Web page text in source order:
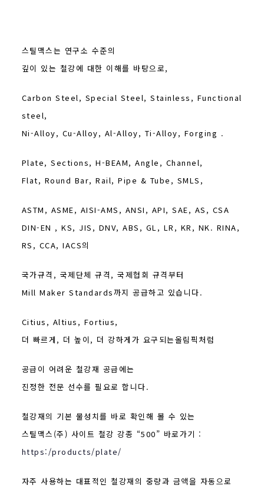
스틸맥스는 연구소 수준의
깊이 있는 철강에 대한 이해를 바탕으로,
Carbon Steel, Special Steel, Stainless, Functional
steel,
Ni-Alloy, Cu-Alloy, Al-Alloy, Ti-Alloy, Forging .
Plate, Sections, H-BEAM, Angle, Channel,
Flat, Round Bar, Rail, Pipe & Tube, SMLS,
ASTM, ASME, AISI-AMS, ANSI, API, SAE, AS, CSA
DIN-EN , KS, JIS, DNV, ABS, GL, LR, KR, NK. RINA,
RS, CCA, IACS의
국가규격, 국제단체 규격, 국제협회 규격부터
Mill Maker Standards까지 공급하고 있습니다.
Citius, Altius, Fortius,
더 빠르게, 더 높이, 더 강하게가 요구되는올림픽처럼
공급이 어려운 철강재 공급에는
진정한 전문 선수를 필요로 합니다.
철강재의 기본 물성치를 바로 확인해 볼 수 있는
스틸맥스(주) 사이트 철강 강종 “500” 바로가기 :
https:/products/plate/
자주 사용하는 대표적인 철강재의 중량과 금액을 자동으로